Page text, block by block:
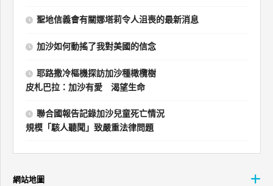
聖地信義會有關娜塔莉令人沮喪的最新消息
加沙如何動搖了我對美國的信念
耶路撒冷樞機探訪加沙種橄欖樹
皮札巴拉：加沙有愛 渴望生命
聯合國報告記錄加沙兒童死亡情況
規模「駭人聽聞」致嚴重法律問題
網站地圖